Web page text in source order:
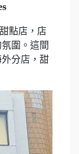
點店，店
圍。這間
分店，甜